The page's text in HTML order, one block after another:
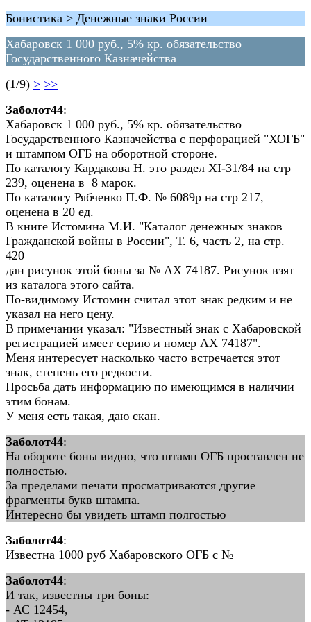
Бонистика > Денежные знаки России
Хабаровск 1 000 руб., 5% кр. обязательство
Государственного Казначейства
(1/9) > >>
Заболот44:
Хабаровск 1 000 руб., 5% кр. обязательство
Государственного Казначейства с перфорацией "ХОГБ"
и штампом ОГБ на оборотной стороне.
По каталогу Кардакова Н. это раздел XI-31/84 на стр
239, оценена в 8 марок.
По каталогу Рябченко П.Ф. № 6089р на стр 217,
оценена в 20 ед.
В книге Истомина М.И. "Каталог денежных знаков
Гражданской войны в России", Т. 6, часть 2, на стр.
420
дан рисунок этой боны за № АХ 74187. Рисунок взят
из каталога этого сайта.
По-видимому Истомин считал этот знак редким и не
указал на него цену.
В примечании указал: "Известный знак с Хабаровской
регистрацией имеет серию и номер АХ 74187".
Меня интересует насколько часто встречается этот
знак, степень его редкости.
Просьба дать информацию по имеющимся в наличии
этим бонам.
У меня есть такая, даю скан.
Заболот44:
На обороте боны видно, что штамп ОГБ проставлен не
полностью.
За пределами печати просматриваются другие
фрагменты букв штампа.
Интересно бы увидеть штамп полгостью
Заболот44:
Известна 1000 руб Хабаровского ОГБ с №
Заболот44:
И так, известны три боны:
- АС 12454,